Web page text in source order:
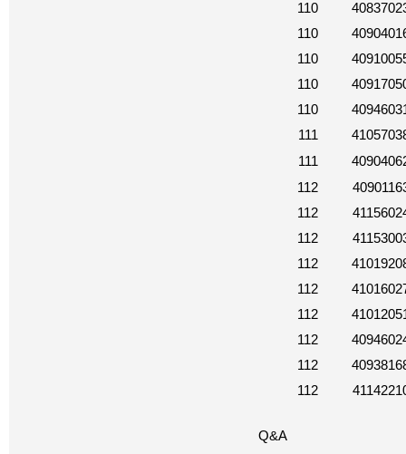
110
110
110
110
110
111
111
112
112
112
112
112
112
112
112
112
Q&A